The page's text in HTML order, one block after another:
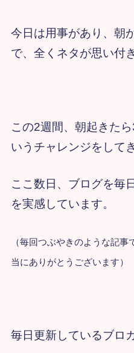
今日は用事があり、朝
で、全くネタが思い付
この2週間、朝起きた
いうチャレンジをして
ここ数日、ブログを毎
を実感しています。
（毎回つぶやきのような記
当にありがとうございます）
毎日更新しているブロ